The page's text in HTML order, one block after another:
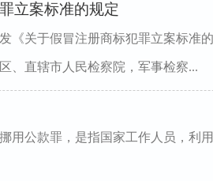
立案标准的规定
《关于假冒注册商标犯罪立案标准
、直辖市人民检察院，军事检察...
公款罪，是指国家工作人员，利